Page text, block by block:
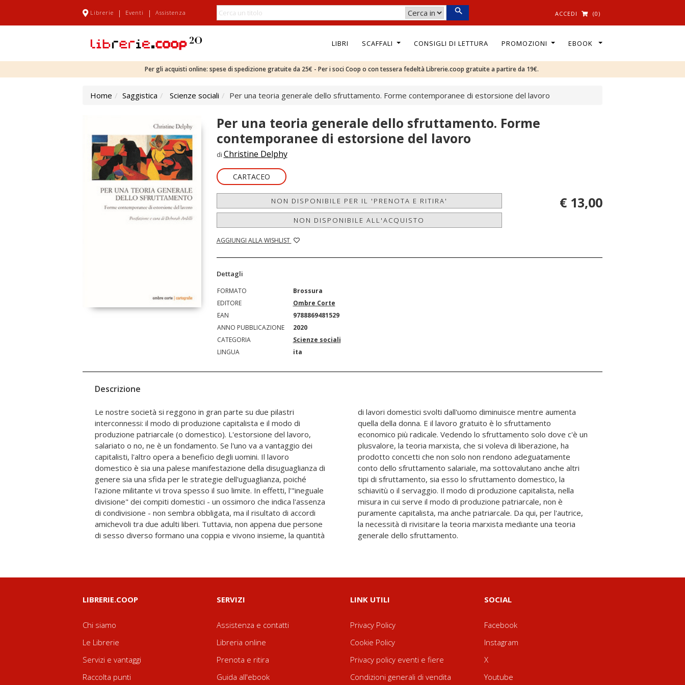
Librerie | Eventi | Assistenza ACCEDI (0)
LIBRI SCAFFALI CONSIGLI DI LETTURA PROMOZIONI EBOOK
Per gli acquisti online: spese di spedizione gratuite da 25€ - Per i soci Coop o con tessera fedeltà Librerie.coop gratuite a partire da 19€.
Home Saggistica Scienze sociali Per una teoria generale dello sfruttamento. Forme contemporanee di estorsione del lavoro
Per una teoria generale dello sfruttamento. Forme
contemporanee di estorsione del lavoro
di Christine Delphy
CARTACEO
NON DISPONIBILE PER IL 'PRENOTA E RITIRA'
NON DISPONIBILE ALL'ACQUISTO
AGGIUNGI ALLA WISHLIST
€ 13,00
Dettagli
FORMATO
Brossura
EDITORE
Ombre Corte
EAN
9788869481529
ANNO PUBBLICAZIONE
2020
CATEGORIA
Scienze sociali
LINGUA
ita
Descrizione
Le nostre società si reggono in gran parte su due pilastri
interconnessi: il modo di produzione capitalista e il modo di
produzione patriarcale (o domestico). L'estorsione del lavoro,
salariato o no, ne è un fondamento. Se l'uno va a vantaggio dei
capitalisti, l'altro opera a beneficio degli uomini. Il lavoro
domestico è sia una palese manifestazione della disuguaglianza di
genere sia una sfida per le strategie dell'uguaglianza, poiché
l'azione militante vi trova spesso il suo limite. In effetti, l'"ineguale
divisione" dei compiti domestici - un ossimoro che indica l'assenza
di condivisione - non sembra obbligata, ma il risultato di accordi
amichevoli tra due adulti liberi. Tuttavia, non appena due persone
di sesso diverso formano una coppia e vivono insieme, la quantità
di lavori domestici svolti dall'uomo diminuisce mentre aumenta
quella della donna. E il lavoro gratuito è lo sfruttamento
economico più radicale. Vedendo lo sfruttamento solo dove c'è un
plusvalore, la teoria marxista, che si voleva di liberazione, ha
prodotto concetti che non solo non rendono adeguatamente
conto dello sfruttamento salariale, ma sottovalutano anche altri
tipi di sfruttamento, sia esso lo sfruttamento domestico, la
schiavitù o il servaggio. Il modo di produzione capitalista, nella
misura in cui serve il modo di produzione patriarcale, non è
puramente capitalista, ma anche patriarcale. Da qui, per l'autrice,
la necessità di rivisitare la teoria marxista mediante una teoria
generale dello sfruttamento.
LIBRERIE.COOP
Chi siamo
Le Librerie
Servizi e vantaggi
Raccolta punti
SERVIZI
Assistenza e contatti
Libreria online
Prenota e ritira
Guida all'ebook
LINK UTILI
Privacy Policy
Cookie Policy
Privacy policy eventi e fiere
Condizioni generali di vendita
SOCIAL
Facebook
Instagram
X
Youtube